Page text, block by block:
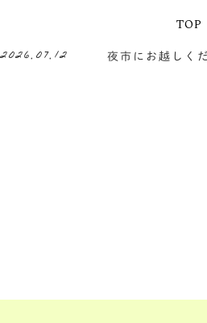
TOP
2026.07.12 夜市にお越しく